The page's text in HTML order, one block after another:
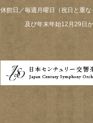
休館日／毎週月曜日（祝日と重な
及び年末年始12月29日か